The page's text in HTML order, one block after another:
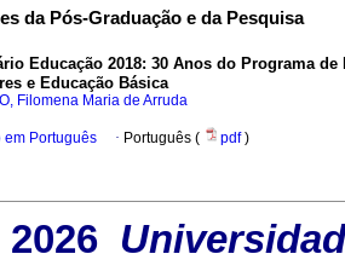
da Pós-Graduação e da Pesquisa
Educação 2018: 30 Anos do Programa
e Educação Básica
Filomena Maria de Arruda
em Português · Português ( pdf)